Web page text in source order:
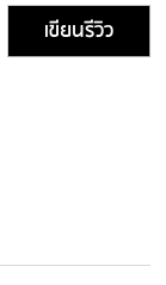
เขียนรีวิว